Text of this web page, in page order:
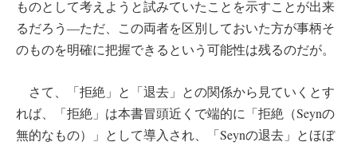
ものとして考えようと試みていたことを示すことが出来
るだろう―ただ、この両者を区別しておいた方が事柄そ
のものを明確に把握できるという可能性は残るのだが。
さて、「拒絶」と「退去」との関係から見ていくとす
れば、「拒絶」は本書冒頭近くで端的に「拒絶（Seynの
無的なもの）」として導入され、「Seynの退去」とほぼ